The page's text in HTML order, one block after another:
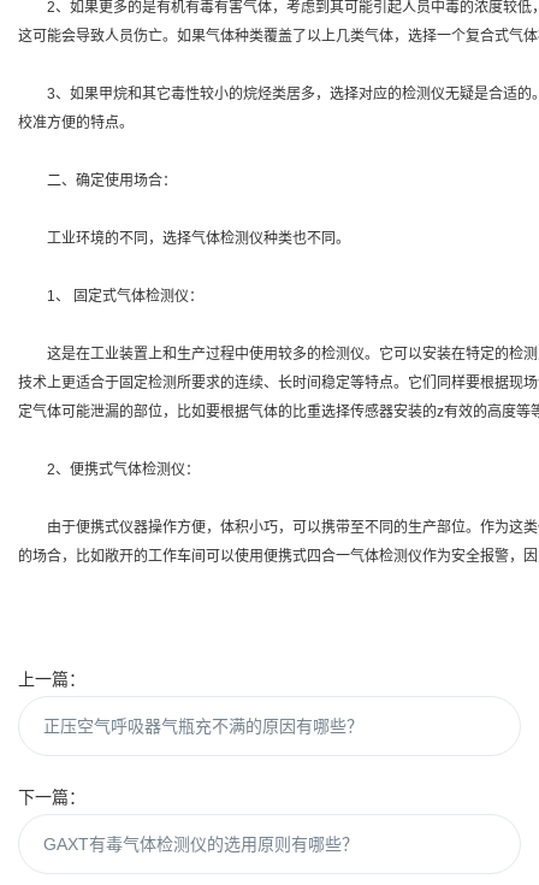
2、如果更多的是有机有毒有害气体，考虑到其可能引起人员中毒的浓度较低
这可能会导致人员伤亡。如果气体种类覆盖了以上几类气体，选择一个复合式气
3、如果甲烷和其它毒性较小的烷烃类居多，选择对应的检测仪无疑是合适的
校准方便的特点。
二、确定使用场合：
工业环境的不同，选择气体检测仪种类也不同。
1、 固定式气体检测仪：
这是在工业装置上和生产过程中使用较多的检测仪。它可以安装在特定的检
技术上更适合于固定检测所要求的连续、长时间稳定等特点。它们同样要根据现
定气体可能泄漏的部位，比如要根据气体的比重选择传感器安装的z有效的高度等
2、便携式气体检测仪：
由于便携式仪器操作方便，体积小巧，可以携带至不同的生产部位。作为这
的场合，比如敞开的工作车间可以使用便携式四合一气体检测仪作为安全报警，
上一篇：
正压空气呼吸器气瓶充不满的原因有哪些？
下一篇：
GAXT有毒气体检测仪的选用原则有哪些？